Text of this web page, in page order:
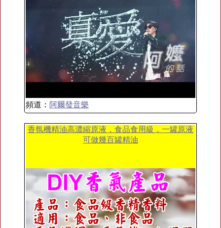
頻道： 阿爾發音樂
香氛機精油高濃縮原液，食品食用級，一罐原液
可做幾百罐精油